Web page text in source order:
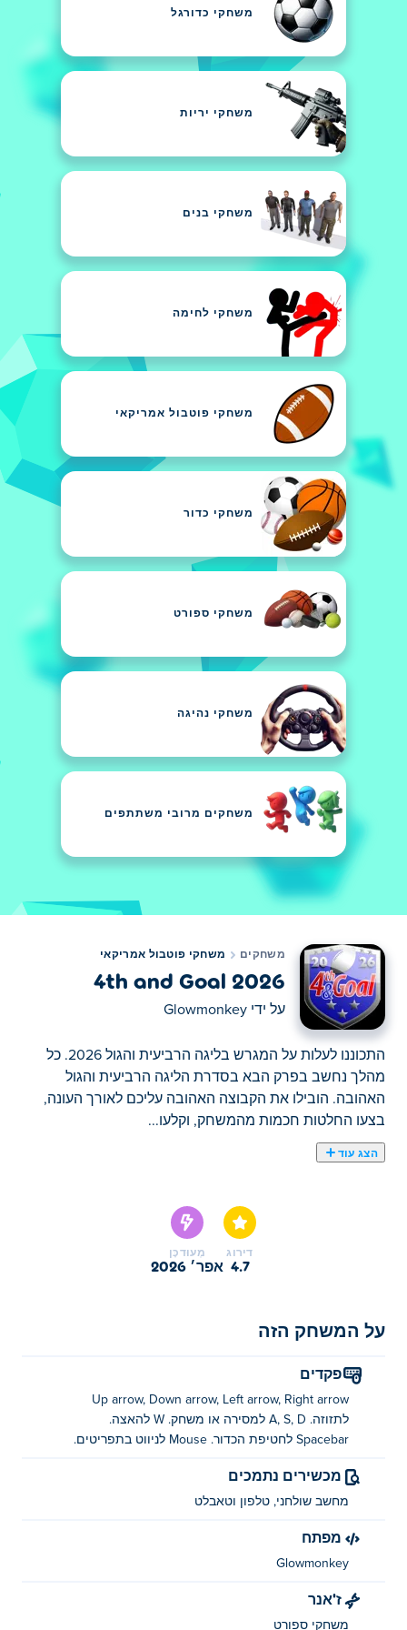
משחקי כדורגל
משחקי יריות
משחקי בנים
משחקי לחימה
משחקי פוטבול אמריקאי
משחקי כדור
משחקי ספורט
משחקי נהיגה
משחקים מרובי משתתפים
משחקים משחקי פוטבול אמריקאי
4th and Goal 2026
על ידי Glowmonkey
התכוננו לעלות על המגרש בליגה הרביעית והגול 2026. כל
מהלך נחשב בפרק הבא בסדרת הליגה הרביעית והגול
האהובה. הובילו את הקבוצה האהובה עליכם לאורך העונה,
בצעו החלטות חכמות מהמשחק, וקלעו...
הצג עוד
האהובה. הובילו את הקבוצה האהובה עליכם לאורך העונה,
בצעו החלטות חכמות מהמשחק, וקלעו טאצ'דאונים
משמעותיים בדרך לתהילת האליפות. היו חכמים יותר
איך אני משחק את העונה הרביעית ואת שער
2026?
העברה - מקשי חצים
מסירה/משחק - A/S/D
דחיפה - W
כדור הצמדה - מקש רווח
ניווט בתפריט - עכבר
דירוג
4.7
מְעוּדכָּן
אפר׳ 2026
על המשחק הזה
פקדים
Up arrow, Down arrow, Left arrow, Right arrow
לתזוזה. A, S, D למסירה או משחק. W להאצה.
Spacebar לחטיפת הכדור. Mouse לניווט בתפריטים.
מכשירים נתמכים
מחשב שולחני, טלפון וטאבלט
מפתח
Glowmonkey
ז'אנר
משחקי ספורט